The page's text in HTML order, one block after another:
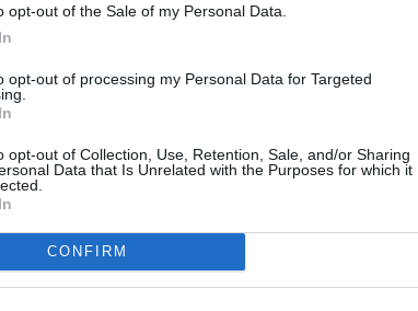
opt-out of the Sale of my Personal Data.
opt-out of processing my Personal Data for Targeted
opt-out of Collection, Use, Retention, Sale, and/or Sharing
Data that Is Unrelated with the Purposes for which it
CONFIRM
football des jeunes, cette fois c’est arrivé
» (Jeunes) en Ligurie.
à Savona a été ciblé par des chœurs